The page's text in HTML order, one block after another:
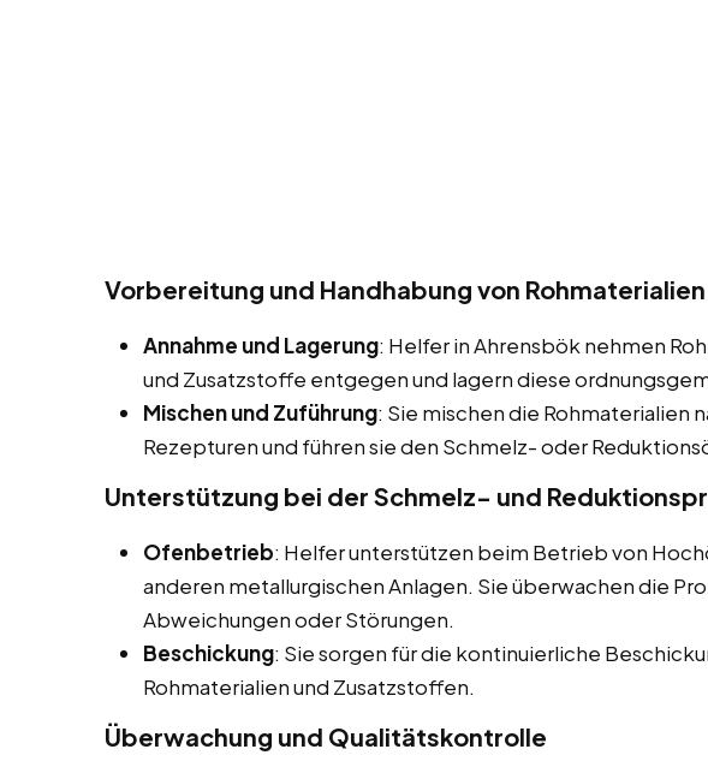
Vorbereitung und Handhabung von Rohmaterialien
Annahme und Lagerung: Helfer in Ahrensbök nehmen
und Zusatzstoffe entgegen und lagern diese
Mischen und Zuführung: Sie mischen die Rohmaterialien
Rezepturen und führen sie den Schmelz- oder
Unterstützung bei der Schmelz- und
Ofenbetrieb: Helfer unterstützen beim Betrieb von
anderen metallurgischen Anlagen. Sie überwachen die
Abweichungen oder Störungen.
Beschickung: Sie sorgen für die kontinuierliche
Rohmaterialien und Zusatzstoffen.
Überwachung und Qualitätskontrolle